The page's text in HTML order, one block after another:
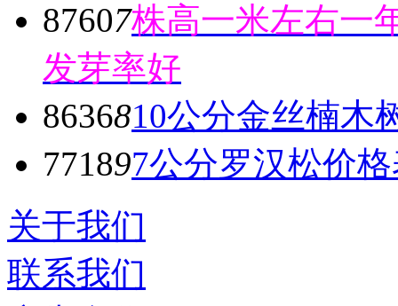
87607株高一米左右一
发芽率好
8636810公分金丝楠木
771897公分罗汉松价
关于我们
联系我们